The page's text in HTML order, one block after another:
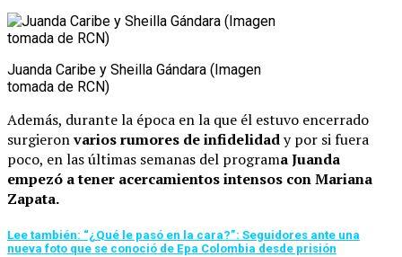
Juanda Caribe y Sheilla Gándara (Imagen
tomada de RCN)
Además, durante la época en la que él estuvo encerrado
surgieronvarios rumores de infidelidady por si fuera
poco, en las últimas semanas del programa Juanda
empezó a tener acercamientos intensos con Mariana
Zapata.
Lee también: “¿Qué le pasó en la cara?”: Seguidores ante una
nueva foto que se conoció de Epa Colombia desde prisión